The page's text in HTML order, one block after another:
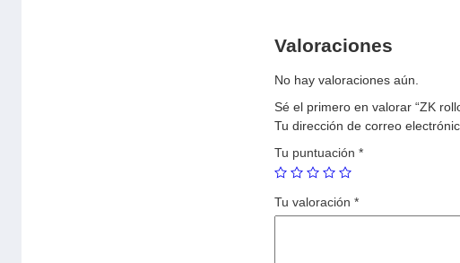
Valoraciones
No hay valoraciones aún.
Sé el primero en valorar “ZK
Tu dirección de correo
Tu puntuación *
Tu valoración *